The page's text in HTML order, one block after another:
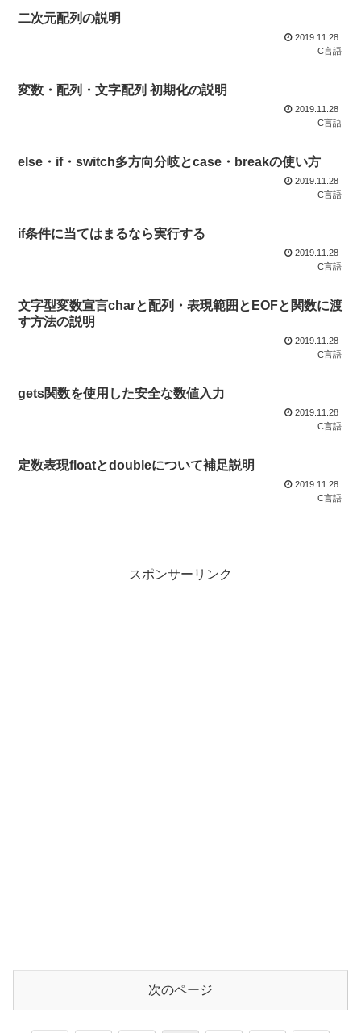
二次元配列の説明
2019.11.28
C言語
変数・配列・文字配列 初期化の説明
2019.11.28
C言語
else・if・switch多方向分岐とcase・breakの使い方
2019.11.28
C言語
if条件に当てはまるなら実行する
2019.11.28
C言語
文字型変数宣言charと配列・表現範囲とEOFと関数に渡
す方法の説明
2019.11.28
C言語
gets関数を使用した安全な数値入力
2019.11.28
C言語
定数表現floatとdoubleについて補足説明
2019.11.28
C言語
スポンサーリンク
次のページ